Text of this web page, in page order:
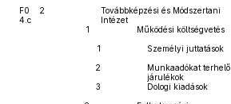
F0
4.c
2
Továbbképzési és Módszertani
Intézet
1
Működési költségvetés
1
Személyi juttatások
2
Munkaadókat terhelő
járulékok
3
Dologi kiadások